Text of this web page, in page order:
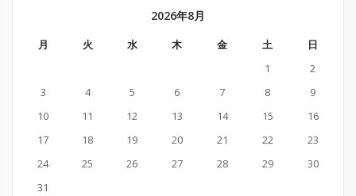
2026年8月
月 火 水 木 金 土
日
1
2
3
4 5 6 7 8
9
10
11 12 13 14 15
16
17
18 19 20 21 22
23
24
25 26 27 28 29
30
31